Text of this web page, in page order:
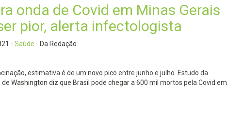
onda de Covid em Minas Gerais
pior, alerta infectologista
- Saúde - Da Redação
estimativa é de um novo pico entre junho e julho. Estudo da
de Washington diz que Brasil pode chegar a 600 mil mortos pela Covid em